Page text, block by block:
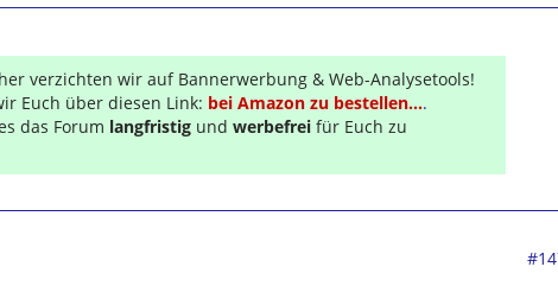
verzichten wir auf Bannerwerbung & Web-Analysetools!
Euch über diesen Link: bei Amazon zu bestellen....
das Forum langfristig und werbefrei für Euch zu